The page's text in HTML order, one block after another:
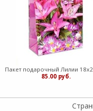
85.00 руб.